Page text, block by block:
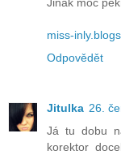
miss-
Odpovědět
Jitulka 26.
Já tu dobu
korektor